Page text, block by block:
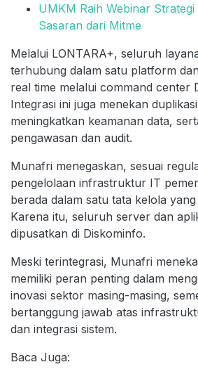
UMKM Raih Webinar
Sasaran dari Mitme
Melalui LONTARA+, seluruh
terhubung dalam satu platform
real time melalui command center
Integrasi ini juga menekan
meningkatkan keamanan data,
pengawasan dan audit.
Munafri menegaskan, sesuai
pengelolaan infrastruktur IT
berada dalam satu tata kelola
Karena itu, seluruh server dan
dipusatkan di Diskominfo.
Meski terintegrasi, Munafri
memiliki peran penting dalam
inovasi sektor masing-masing,
bertanggung jawab atas
dan integrasi sistem.
Baca Juga: